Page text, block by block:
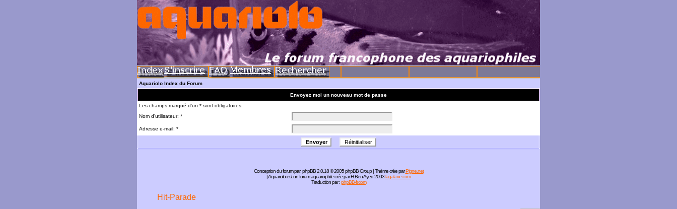
Aquariolo Index du Forum
Envoyez moi un nouveau mot de passe
Les champs marqué d'un * sont obligatoires.
Nom d'utilisateur: *
Adresse e-mail: *
Conception du forum par:phpBB2.0.18 © 2005 phpBB Group | Thème crée parPigne.net
| Aquariolo est un forum aquariophile crée par H.Ben Ayed-2003lagalaxie.com
Traduction par :phpBB-fr.com